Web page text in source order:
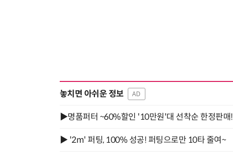
놓치면 아쉬운 정보 AD
▶명품퍼터 ~60%할인 '10만원'대 선착순 한정판매!
▶ '2m' 퍼팅, 100% 성공! 퍼팅으로만 10타 줄여~